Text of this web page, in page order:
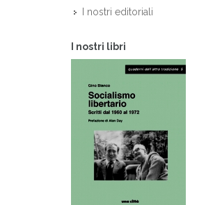
I nostri editoriali
I nostri libri